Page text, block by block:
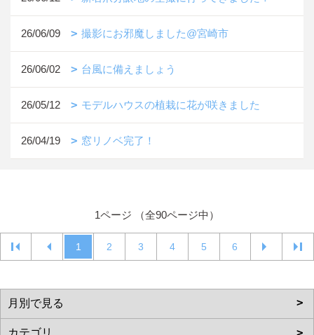
26/06/09 撮影にお邪魔しました@宮崎市
26/06/02 台風に備えましょう
26/05/12 モデルハウスの植栽に花が咲きました
26/04/19 窓リノベ完了！
1ページ （全90ページ中）
1 2 3 4 5 6